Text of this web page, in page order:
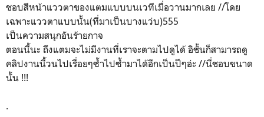
ชอบสีหน้าแววตาของแตมแบบบนเวทีเมื่อวานมากเลย //โดย
เฉพาะแววตาแบบนั้น(ที่มาเป็นบางแว่บ)555
เป็นความสนุกอันร้ายกาจ
ตอนนี้นะ ถึงแตมจะไม่มีงานที่เราจะตามไปดูได้ อิชั้นก็สามารถดู
คลิปงานนี้วนไปเรื่อยๆซ้ำไปซ้ำมาได้อีกเป็นปีๆอ่ะ //นี่ชอบขนาด
นั้น !!!
.